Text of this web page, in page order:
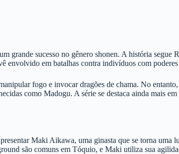
grande sucesso no gênero shonen. A história segue
envolvido em batalhas contra indivíduos com
fogo e invocar dragões de chama. No
como Madogu. A série se destaca ainda mais
Maki Aikawa, uma ginasta que se torna uma
são comuns em Tóquio, e Maki utiliza sua